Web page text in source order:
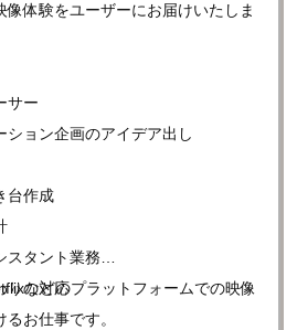
像体験をユーザーにお届けいたしま
サー
ション企画のアイデア出し
台作成
スタント業務
りの対応
などのプラットフォームでの映像
お仕事です。